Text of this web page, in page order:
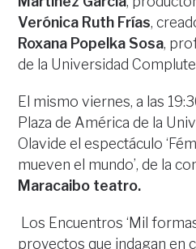
Verónica Ruth Frías,
Roxana Popelka Sosa,
de la Universidad
El mismo viernes, a las
Plaza de América de la
Olavide el espectáculo
mueven el mundo’, de la
Maracaibo teatro.
Los Encuentros ‘Mil
proyectos que indagan en